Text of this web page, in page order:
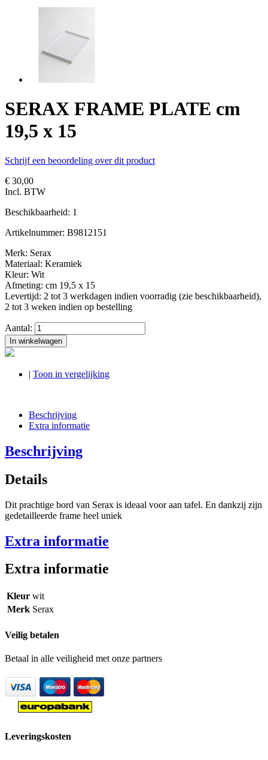
SERAX FRAME PLATE cm
19,5 x 15
Schrijf een beoordeling over dit product
€ 30,00
Incl. BTW
Beschikbaarheid: 1
Artikelnummer: B9812151
Merk: Serax
Materiaal: Keramiek
Kleur: Wit
Afmeting: cm 19,5 x 15
Levertijd: 2 tot 3 werkdagen indien voorradig (zie beschikbaarheid),
2 tot 3 weken indien op bestelling
Aantal:
In winkelwagen
| Toon in vergelijking
Beschrijving
Extra informatie
Beschrijving
Details
Dit prachtige bord van Serax is ideaal voor aan tafel. En dankzij zijn
gedetailleerde frame heel uniek
Extra informatie
Extra informatie
Kleur wit
Merk Serax
Veilig betalen
Betaal in alle veiligheid met onze partners
Leveringskosten